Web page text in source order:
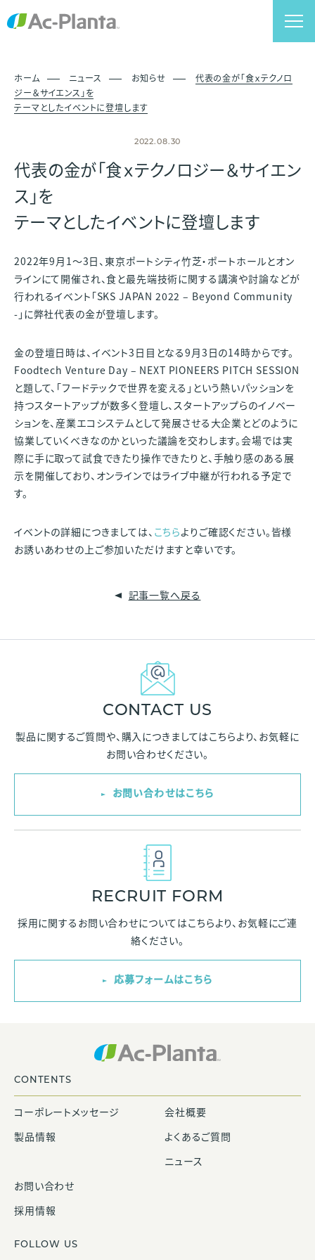
ホーム ニュース お知らせ
代表の金が「食ｘテクノロ
ジー＆サイエンス」を
テーマとしたイベントに登壇します
2022.08.30
代表の金が「食ｘテクノロジー＆サイエン
ス」を
テーマとしたイベントに登壇します
2022年9月1～3日、東京ポートシティ竹芝・ポートホールとオン
ラインにて開催され、食と最先端技術に関する講演や討論などが
行われるイベント「SKS JAPAN 2022 – Beyond Community
-」に弊社代表の金が登壇します。
金の登壇日時は、イベント3日目となる9月3日の14時からです。
Foodtech Venture Day – NEXT PIONEERS PITCH SESSION
と題して、「フードテックで世界を変える」という熱いパッションを
持つスタートアップが数多く登壇し、スタートアップらのイノベー
ションを、産業エコシステムとして発展させる大企業とどのように
協業していくべきなのかといった議論を交わします。会場では実
際に手に取って試食できたり操作できたりと、手触り感のある展
示を開催しており、オンラインではライブ中継が行われる予定で
す。
イベントの詳細につきましては、 こちらよりご確認ください。皆様
お誘いあわせの上ご参加いただけますと幸いです。
記事一覧へ戻る
CONTACT US
製品に関するご質問や、購入につきましてはこちらより、お気軽に
お問い合わせください。
お問い合わせはこちら
RECRUIT FORM
採用に関するお問い合わせについてはこちらより、お気軽にご連
絡ください。
応募フォームはこちら
CONTENTS
コーポレートメッセージ
製品情報
会社概要
よくあるご質問
ニュース
お問い合わせ
採用情報
FOLLOW US